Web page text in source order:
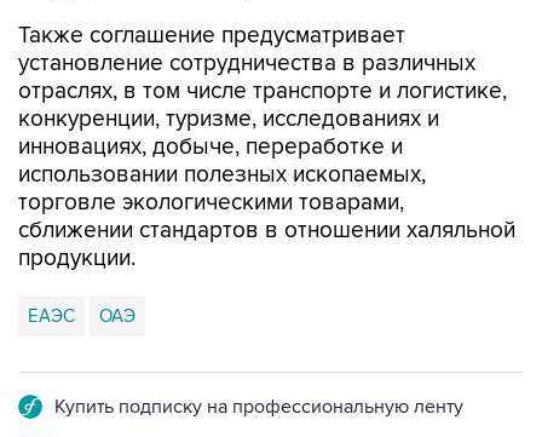
Также соглашение предусматривает
установление сотрудничества в различных
отраслях, в том числе транспорте и логистике,
конкуренции, туризме, исследованиях и
инновациях, добыче, переработке и
использовании полезных ископаемых,
торговле экологическими товарами,
сближении стандартов в отношении халяльной
продукции.
ЕАЭС ОАЭ
Купить подписку на профессиональную ленту